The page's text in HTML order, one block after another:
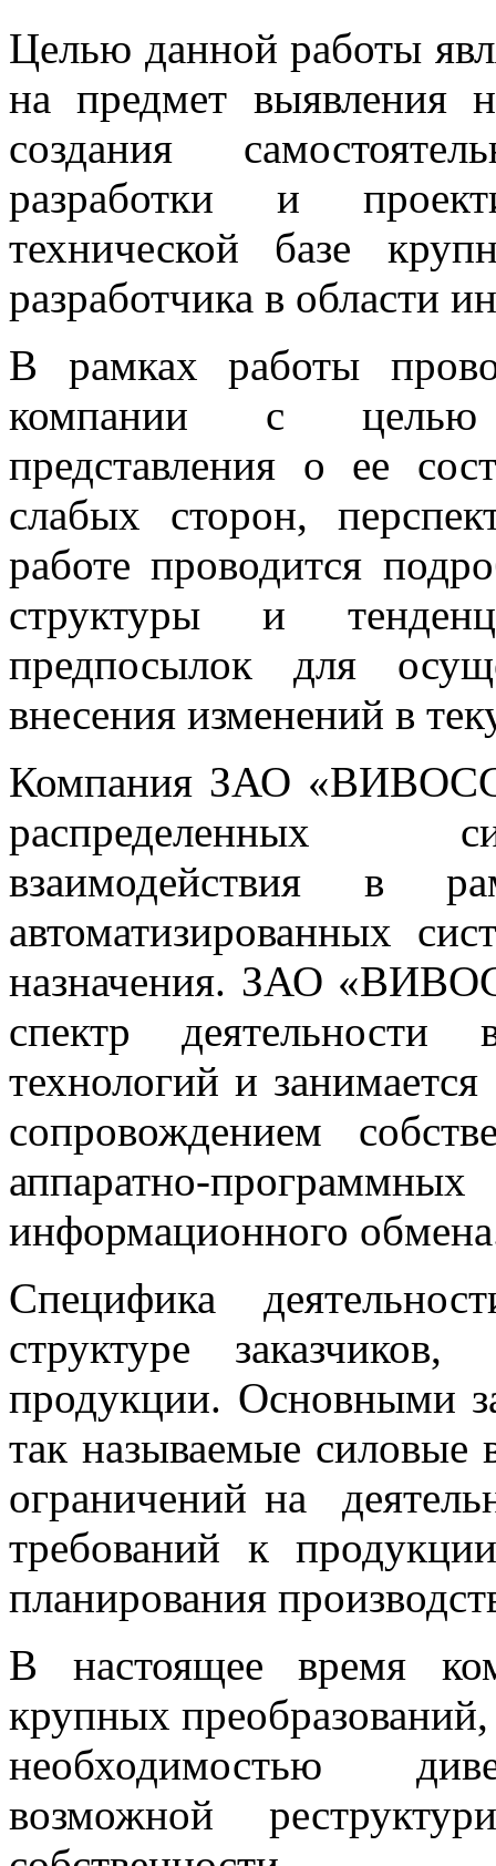
Целью данной работы
на предмет выявления
создания
разработки и
технической базе
разработчика в области
В рамках работы
компании с целью
представления о ее
слабых сторон,
работе проводится
структуры и
предпосылок для
внесения изменений в
Компания ЗАО «ВИВОСС
распределенных
взаимодействия в
автоматизированных
назначения. ЗАО
спектр
технологий и
сопровождением
аппаратно-
информационного
Специфика
структуре
продукции. Основными
так называемые силовые
ограничений на
требований к
планирования
В настоящее время
крупных
необходимостью
возможной